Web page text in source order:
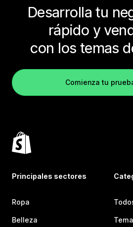
Desarrolla tu
rápido y
con los temas
Comienza tu
Principales sectores
Ropa
Belleza